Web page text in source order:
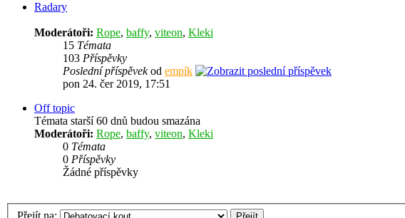
Radary
Moderátoři: Rope, baffy, viteon, Kleki
15 Témata
103 Příspěvky
Poslední příspěvekod empík
pon 24. čer 2019, 17:51
Off topic
Témata starší 60 dnů budou smazána
Moderátoři: Rope, baffy, viteon, Kleki
0 Témata
0 Příspěvky
Žádné příspěvky
Přejít na: